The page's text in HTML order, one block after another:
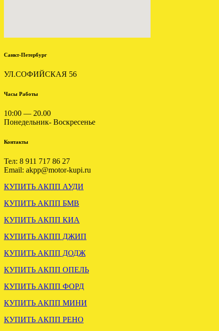
.
ОТПРАВЛЕНА АКПП
ФОРД ЭКСПЛОРЕР 4.0
.
АКПП БМВ Е39 2.5 5HP19
установлена в СПБ
Санкт-Петербург
УЛ.СОФИЙСКАЯ 56
Часы Работы
10:00 — 20.00
Понедельник- Воскресенье
Контакты
Тел: 8 911 717 86 27
Email: akpp@motor-kupi.ru
КУПИТЬ АКПП АУДИ
КУПИТЬ АКПП БМВ
КУПИТЬ АКПП КИА
КУПИТЬ АКПП ДЖИП
КУПИТЬ АКПП ДОДЖ
КУПИТЬ АКПП ОПЕЛЬ
КУПИТЬ АКПП ФОРД
КУПИТЬ АКПП МИНИ
КУПИТЬ АКПП РЕНО